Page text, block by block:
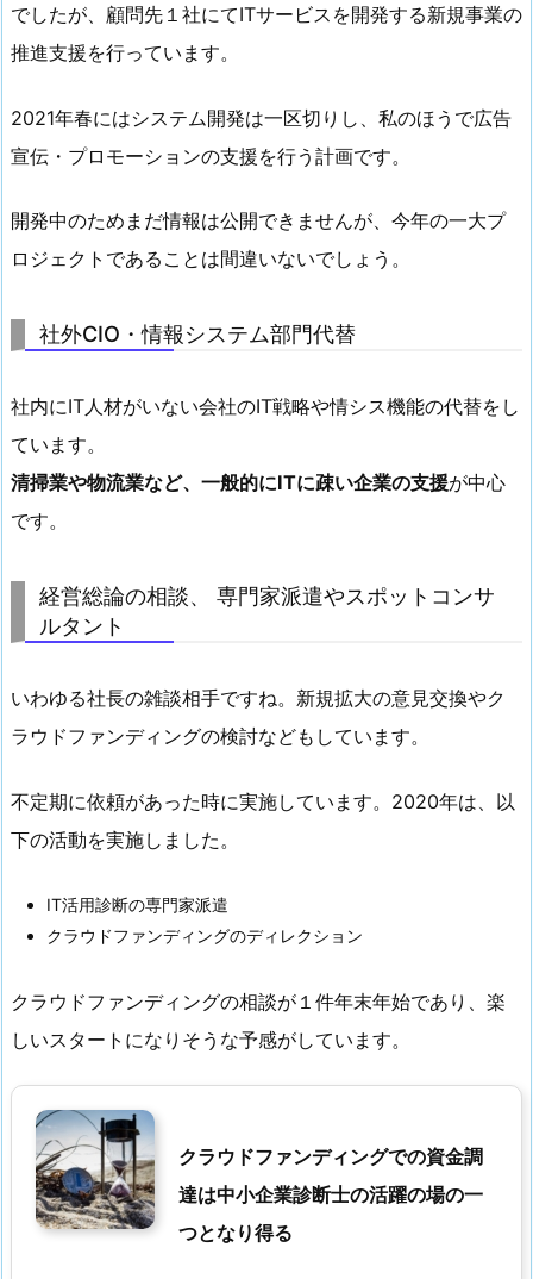
でしたが、顧問先１社にてITサービスを開発する新規事業の
推進支援を行っています。
2021年春にはシステム開発は一区切りし、私のほうで広告
宣伝・プロモーションの支援を行う計画です。
開発中のためまだ情報は公開できませんが、今年の一大プ
ロジェクトであることは間違いないでしょう。
社外CIO・情報システム部門代替
社内にIT人材がいない会社のIT戦略や情シス機能の代替をし
ています。
清掃業や物流業など、一般的にITに疎い企業の支援が中心
です。
経営総論の相談、 専門家派遣やスポットコンサ
ルタント
いわゆる社長の雑談相手ですね。新規拡大の意見交換やク
ラウドファンディングの検討などもしています。
不定期に依頼があった時に実施しています。2020年は、以
下の活動を実施しました。
IT活用診断の専門家派遣
クラウドファンディングのディレクション
クラウドファンディングの相談が１件年末年始であり、楽
しいスタートになりそうな予感がしています。
クラウドファンディングでの資金調
達は中小企業診断士の活躍の場の一
つとなり得る